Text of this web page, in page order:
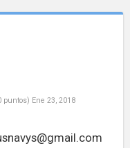
puntos) Ene 23, 2018